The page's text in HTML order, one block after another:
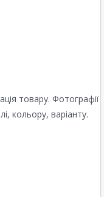
товару. Фотографії
кольору, варіанту.